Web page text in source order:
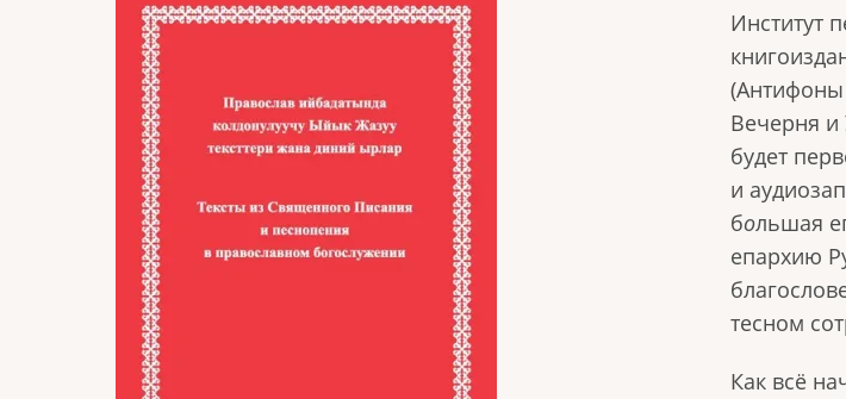
Институт
(Антифоны
Вечерня и
будет
и
большая
епархию
тесном
Как всё